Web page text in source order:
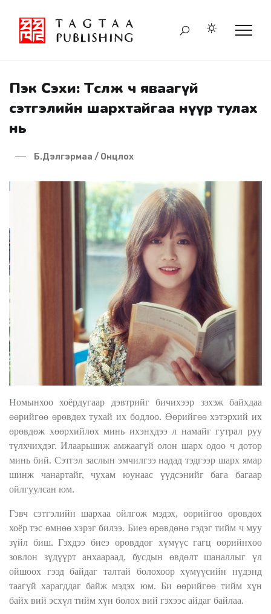
Пэк Сэхи: Төсөөлж ч яваагүй
сэтгэлийн шархтайгаа нүүр тулах
нь
Б.Дэлгэрмаа / Онцлох
Номынхоо хоёрдугаар дэвтрийг бичихээр зэхэж байхдаа
өөрийгөө өрөвдөх тухай их бодлоо. Өөрийгөө хэтэрхий их
өрөвдөж хөөрхийлөх минь ихэнхдээ л намайг гутрал руу
түлхчихдэг. Илаарьшиж амжаагүй олон шарх одоо ч дотор
минь бий. Сэтгэл заслын эмчилгээ надад тэдгээр шарх ямар
шинж чанартайг, чухам юунаас үүдсэнийг бага багаар
ойлгуулсан юм.
Гэвч сэтгэлийн шархаа ойлгож мэдэх, өөрийгөө өрөвдөх
хоёр тэс өмнөө хэрэг билээ. Биеэ өрөвдөнө гэдэг тийм ч муу
зүйл биш. Гэхдээ биеэ өрөвддөг хүмүүс гагц өөрийнхөө
зовлон зүдүүрт анхаараад, бусдын өвдөлт шаналлыг үл
ойшоох гээд байдаг талтай болохоор хүмүүсийн нүдэнд
таагүй харагддаг байж мэдэх юм. Би өөрийгөө тийм хүн
байх вий эсхүл тийм хүн болох вий гэхээс айдаг байлаа.